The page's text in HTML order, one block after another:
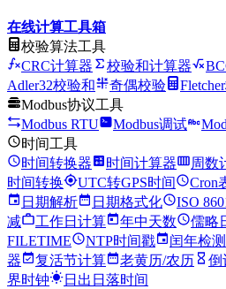
在线计算工具箱
校验算法工具
CRC计算器
校验和计算器
Adler32校验和
奇偶校验
Modbus协议工具
Modbus RTU
Modbus调试
时间工具
时间转换器
时间计算器 周数
时间转换
UTC转GPS时间 Cron
日期解析
日期格式化 ISO
减
工作日计算 年中天数 儒略
FILETIME
NTP时间戳 闰年检测
器
复活节计算 老黄历/农历 倒
界时钟
日出日落时间